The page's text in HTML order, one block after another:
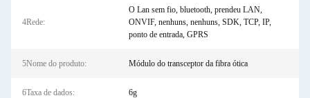
4Rede:
O Lan sem fio, bluetooth, prendeu LAN,
ONVIF, nenhuns, nenhuns, SDK, TCP, IP,
ponto de entrada, GPRS
5Nome do produto: Módulo do transceptor da fibra ótica
6Taxa de dados: 6g